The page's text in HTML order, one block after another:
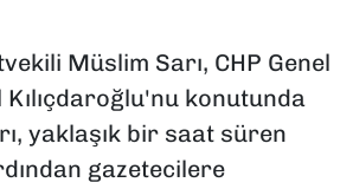
Müslim Sarı, CHP Genel
Kılıçdaroğlu'nu konutunda
yaklaşık bir saat süren
gazetecilere